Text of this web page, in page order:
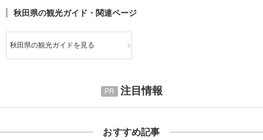
秋田県の観光ガイド・関連ページ
秋田県の観光ガイドを見る
注目情報
おすすめ記事